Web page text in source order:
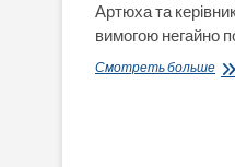
Артюха та
вимогою негайно
Смотреть большеМер